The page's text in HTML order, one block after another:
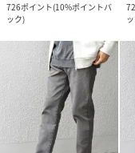
726ポイント(10%ポイントバ
ック)